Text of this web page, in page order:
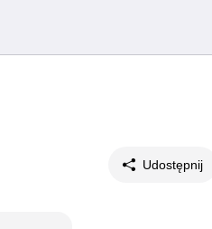
Udostępnij